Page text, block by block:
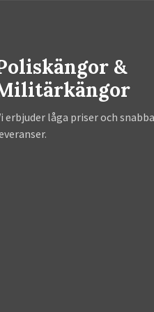
&
erbjuder låga priser och snabba